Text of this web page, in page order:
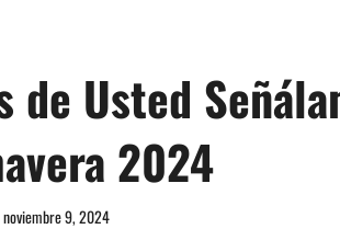
de Usted
2024
noviembre 9, 2024